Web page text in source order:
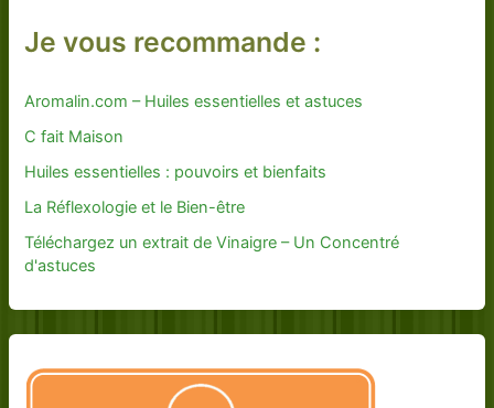
Je vous recommande :
Aromalin.com – Huiles essentielles et astuces
C fait Maison
Huiles essentielles : pouvoirs et bienfaits
La Réflexologie et le Bien-être
Téléchargez un extrait de Vinaigre – Un Concentré
d'astuces